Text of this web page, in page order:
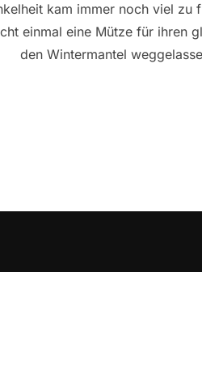
kam immer noch viel zu
einmal eine Mütze für ihren
den Wintermantel